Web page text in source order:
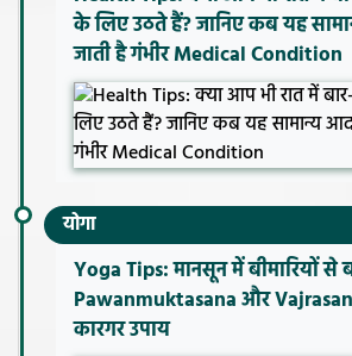
के लिए उठते हैं? जानिए कब यह
जाती है गंभीर Medical Condition
योगा
Yoga Tips: मानसून में बीमारियों
Pawanmuktasana और
कारगर उपाय